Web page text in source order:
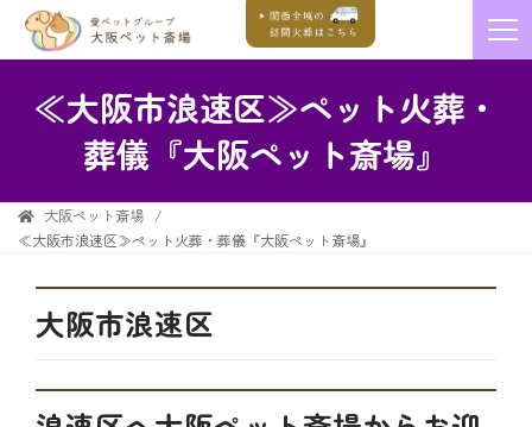
≪大阪市浪速区≫ペット火葬・
葬儀『大阪ペット斎場』
大阪ペット斎場
≪大阪市浪速区≫ペット火葬・葬儀『大阪ペット斎場』
大阪市浪速区